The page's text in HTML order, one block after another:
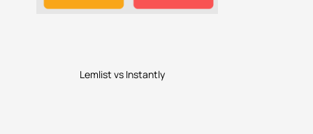
Lemlist vs Instantly